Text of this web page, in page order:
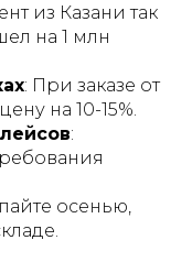
из Казани так
на 1 млн
: При заказе от
на 10-15%.
:
осенью,